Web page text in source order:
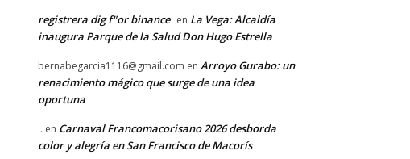
registrera dig f"or binance en La Vega: Alcaldía
inaugura Parque de la Salud Don Hugo Estrella
bernabegarcia1116@gmail.com en Arroyo Gurabo: un
renacimiento mágico que surge de una idea
oportuna
.. en Carnaval Francomacorisano 2026 desborda
color y alegría en San Francisco de Macorís